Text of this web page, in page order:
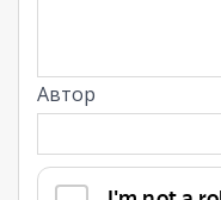
Автор